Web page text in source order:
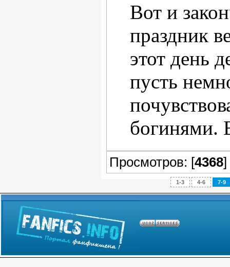
Вот и
праздник
этот день
пусть
богинями.
Просмотров: [4368
1-3 4-6 7-9